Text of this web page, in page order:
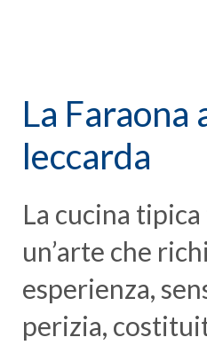
La Faraona
leccarda
La cucina
un’arte che
esperienza,
perizia,